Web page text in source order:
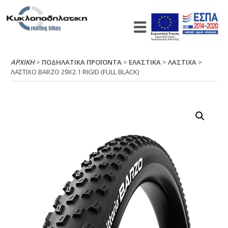
ΑΡΧΙΚΉ> ΠΟΔΗΛΑΤΙΚΑ ΠΡΟΪΟΝΤΑ > ΕΛΑΣΤΙΚΑ >ΛΑΣΤΙΧΑ >
ΛΑΣΤΙΧΟ ΒΑRΖΟ 29Χ2.1 RΙGΙD (FULL ΒLΑCΚ)